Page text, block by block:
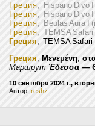
Греция, Hispano Divo
Греция, Hispano Divo
Греция, Beulas Aura I
Греция, TEMSA
Греция, TEMSA
Греция, Μενεμένη,
Маршрут Έδεσσα —
10 сентября 2024 г.,
Автор: reshz